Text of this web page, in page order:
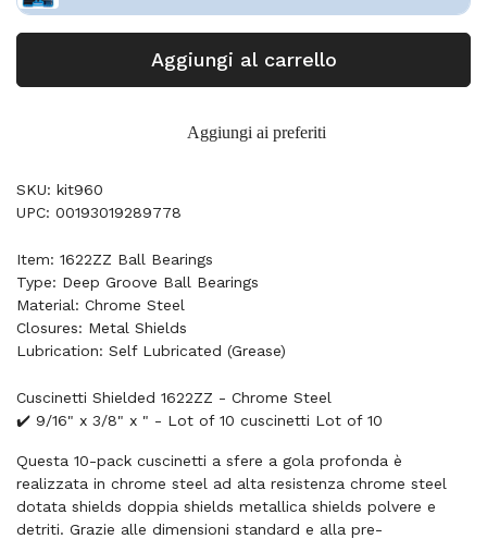
Aggiungi al carrello
Aggiungi ai preferiti
SKU: kit960
UPC: 00193019289778
Item: 1622ZZ Ball Bearings
Type: Deep Groove Ball Bearings
Material: Chrome Steel
Closures: Metal Shields
Lubrication: Self Lubricated (Grease)
Cuscinetti Shielded 1622ZZ - Chrome Steel
✔️ 9/16" x 3/8" x " - Lot of 10 cuscinetti Lot of 10
Questa 10-pack cuscinetti a sfere a gola profonda è
realizzata in chrome steel ad alta resistenza chrome steel
dotata shields doppia shields metallica shields polvere e
detriti. Grazie alle dimensioni standard e alla pre-